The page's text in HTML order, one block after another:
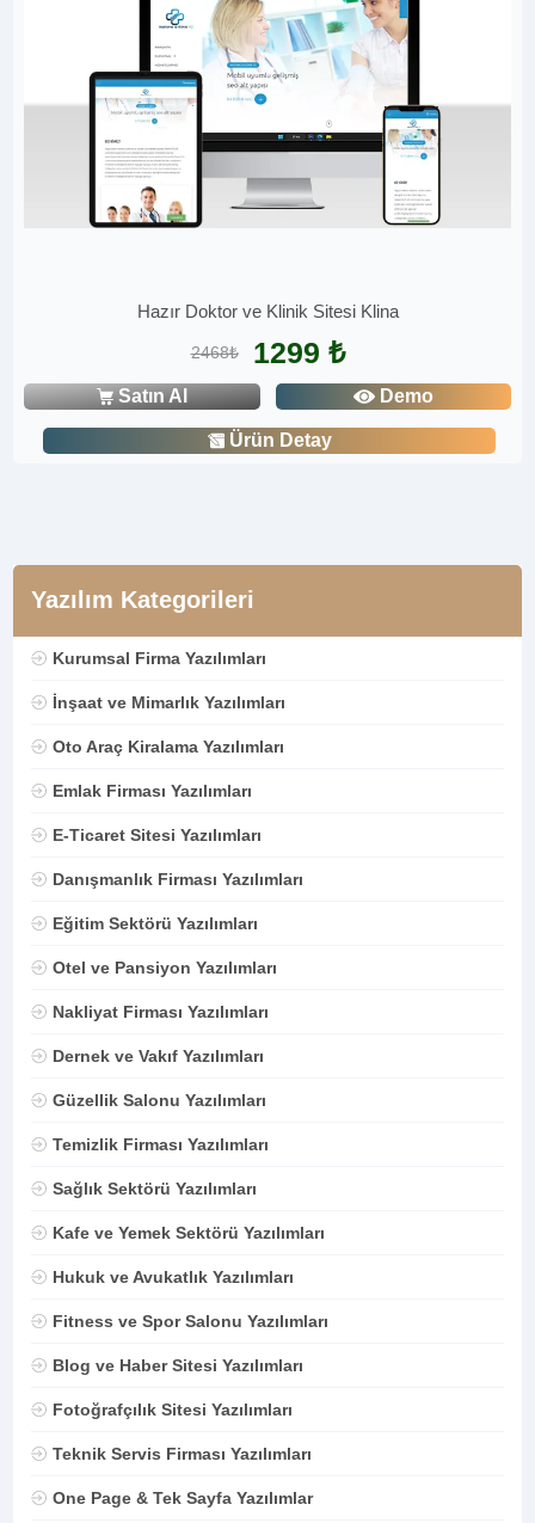
Yazılım Kategorileri
Kurumsal Firma Yazılımları
İnşaat ve Mimarlık Yazılımları
Oto Araç Kiralama Yazılımları
Emlak Firması Yazılımları
E-Ticaret Sitesi Yazılımları
Danışmanlık Firması Yazılımları
Eğitim Sektörü Yazılımları
Otel ve Pansiyon Yazılımları
Nakliyat Firması Yazılımları
Dernek ve Vakıf Yazılımları
Güzellik Salonu Yazılımları
Temizlik Firması Yazılımları
Sağlık Sektörü Yazılımları
Kafe ve Yemek Sektörü Yazılımları
Hukuk ve Avukatlık Yazılımları
Fitness ve Spor Salonu Yazılımları
Blog ve Haber Sitesi Yazılımları
Fotoğrafçılık Sitesi Yazılımları
Teknik Servis Firması Yazılımları
One Page & Tek Sayfa Yazılımlar
Hazır Doktor ve Klinik Sitesi Klina
2468₺ 1299 ₺
Satın Al Demo
Ürün Detay